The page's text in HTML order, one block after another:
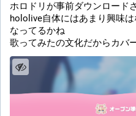
ホロドリが事前ダウンロード
hololive自体にはあまり興味
なってるかね
歌ってみたの文化だからカバ